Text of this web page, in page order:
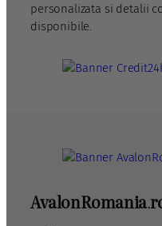
personalizata si detalii
disponibile.
AvalonRomania.